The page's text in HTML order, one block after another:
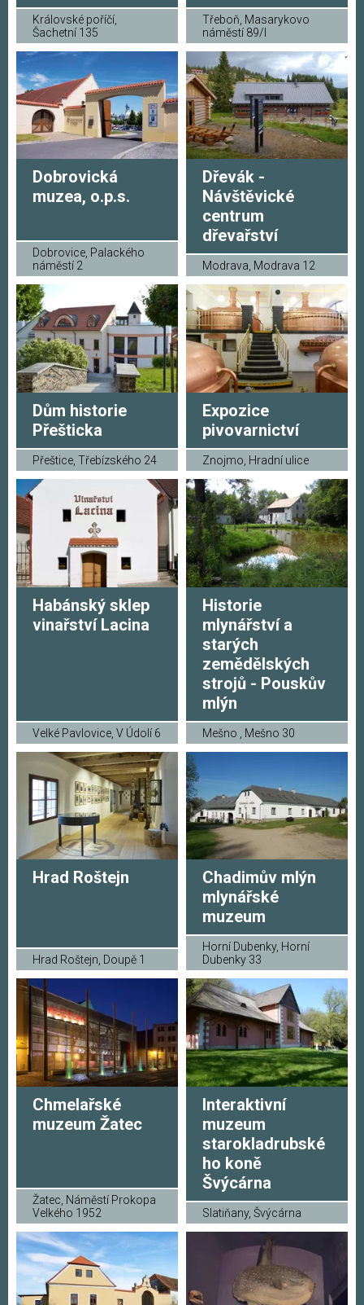
Královské poříčí,
Šachetní 135
Třeboň, Masarykovo
náměstí 89/I
Dobrovická
muzea, o.p.s.
Dobrovice, Palackého
náměstí 2
Dřevák -
Návštěvické
centrum
dřevařství
Modrava, Modrava 12
Dům historie
Přešticka
Přeštice, Třebízského 24
Expozice
pivovarnictví
Znojmo, Hradní ulice
Habánský sklep
vinařství Lacina
Velké Pavlovice, V Údolí 6
Historie
mlynářství a
starých
zemědělských
strojů - Pouskův
mlýn
Mešno , Mešno 30
Hrad Roštejn
Hrad Roštejn, Doupě 1
Chadimův mlýn
mlynářské
muzeum
Horní Dubenky, Horní
Dubenky 33
Chmelařské
muzeum Žatec
Žatec, Náměstí Prokopa
Velkého 1952
Interaktivní
muzeum
starokladrubské
ho koně
Švýcárna
Slatiňany, Švýcárna